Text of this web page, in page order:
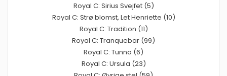
Royal C: Sirius Svejfet (5)
Royal C: Strø blomst, Let Henriette (10)
Royal C: Tradition (11)
Royal C: Tranquebar (99)
Royal C: Tunna (6)
Royal C: Ursula (23)